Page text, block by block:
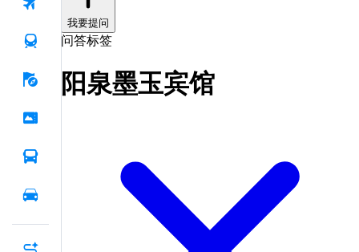
我要提问
问答标签
阳泉墨玉宾馆